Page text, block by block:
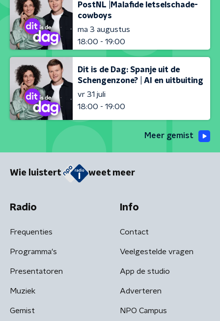
PostNL |Malafide letselschade-
cowboys
ma 3 augustus
18:00 - 19:00
Dit is de Dag: Spanje uit de
Schengenzone? | AI en uitbuiting
vr 31 juli
18:00 - 19:00
Meer gemist
Wie luistert weet meer
Radio
Frequenties
Programma's
Presentatoren
Muziek
Gemist
Info
Contact
Veelgestelde vragen
App de studio
Adverteren
NPO Campus